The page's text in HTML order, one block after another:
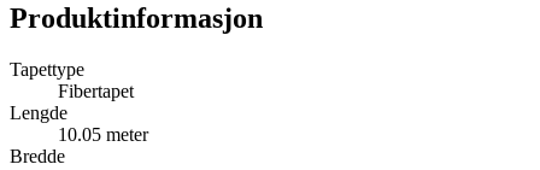
Produktinformasjon
Tapettype
Fibertapet
Lengde
10.05 meter
Bredde